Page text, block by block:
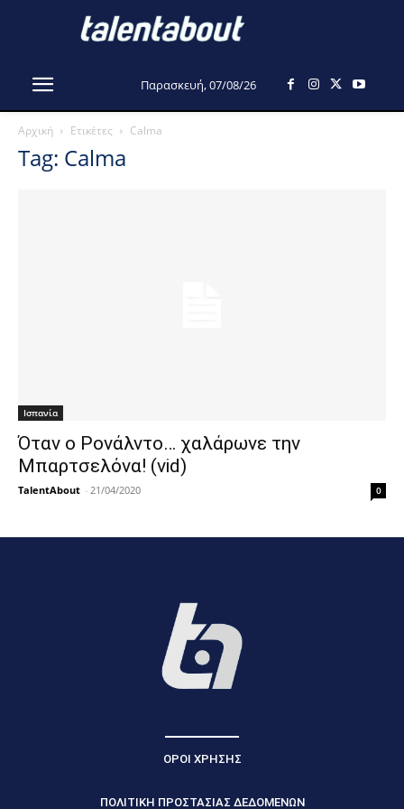
Παρασκευή, 07/08/26
Αρχική Ετικέτες Calma
Tag: Calma
Ισπανία
Όταν ο Ρονάλντο… χαλάρωνε την
Μπαρτσελόνα! (vid)
TalentAbout - 21/04/2020 0
ΟΡΟΙ ΧΡΗΣΗΣ
ΠΟΛΙΤΙΚΗ ΠΡΟΣΤΑΣΙΑΣ ΔΕΔΟΜΕΝΩΝ